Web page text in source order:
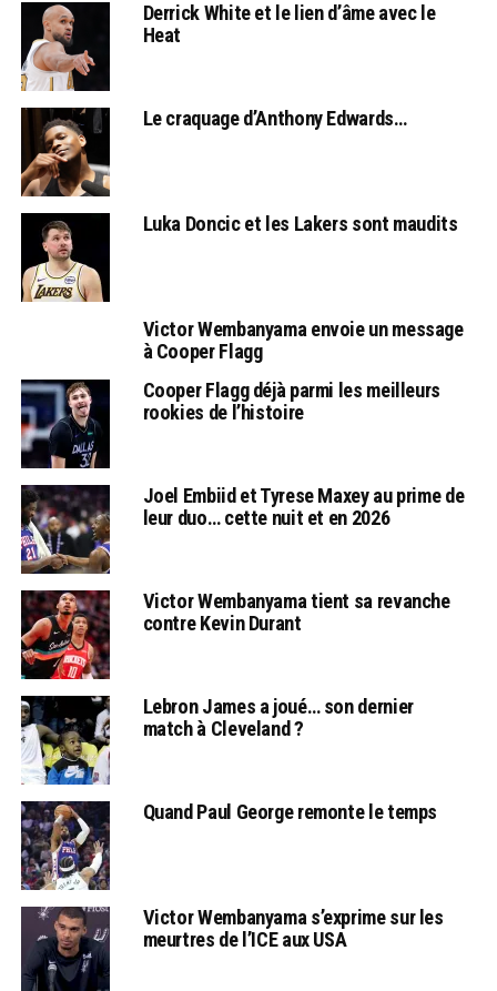
Derrick White et le lien d’âme avec le
Heat
Le craquage d’Anthony Edwards…
Luka Doncic et les Lakers sont maudits
Victor Wembanyama envoie un message
à Cooper Flagg
Cooper Flagg déjà parmi les meilleurs
rookies de l’histoire
Joel Embiid et Tyrese Maxey au prime de
leur duo… cette nuit et en 2026
Victor Wembanyama tient sa revanche
contre Kevin Durant
Lebron James a joué… son dernier
match à Cleveland ?
Quand Paul George remonte le temps
Victor Wembanyama s’exprime sur les
meurtres de l’ICE aux USA